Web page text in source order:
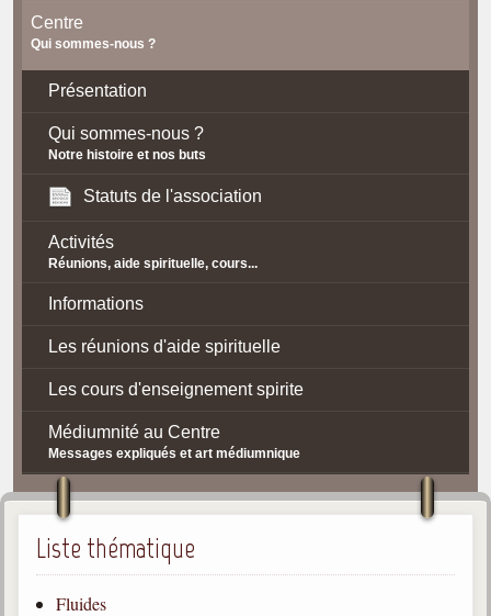
Centre
Qui sommes-nous ?
Présentation
Qui sommes-nous ?
Notre histoire et nos buts
Statuts de l'association
Activités
Réunions, aide spirituelle, cours...
Informations
Les réunions d'aide spirituelle
Les cours d'enseignement spirite
Médiumnité au Centre
Messages expliqués et art médiumnique
Contact / Accès
Plan d'accès
La doctrine Spirite
Liste thématique
Fluides